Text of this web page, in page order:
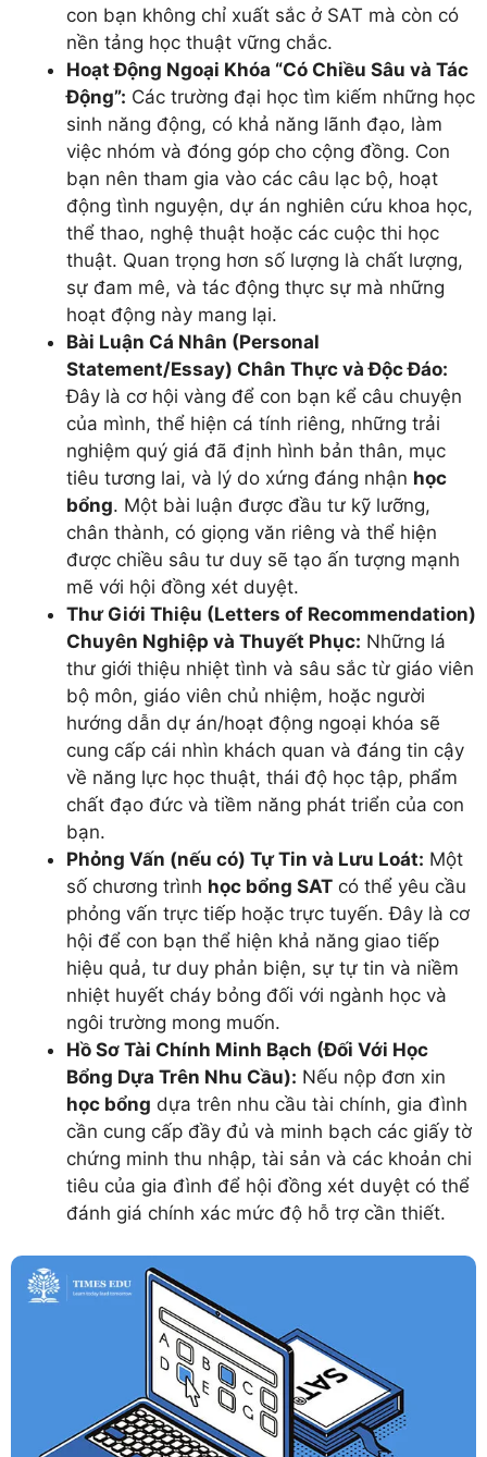
con bạn không chỉ xuất sắc ở SAT mà còn có
nền tảng học thuật vững chắc.
Hoạt Động Ngoại Khóa “Có Chiều Sâu và Tác
Động”: Các trường đại học tìm kiếm những học
sinh năng động, có khả năng lãnh đạo, làm
việc nhóm và đóng góp cho cộng đồng. Con
bạn nên tham gia vào các câu lạc bộ, hoạt
động tình nguyện, dự án nghiên cứu khoa học,
thể thao, nghệ thuật hoặc các cuộc thi học
thuật. Quan trọng hơn số lượng là chất lượng,
sự đam mê, và tác động thực sự mà những
hoạt động này mang lại.
Bài Luận Cá Nhân (Personal
Statement/Essay) Chân Thực và Độc Đáo:
Đây là cơ hội vàng để con bạn kể câu chuyện
của mình, thể hiện cá tính riêng, những trải
nghiệm quý giá đã định hình bản thân, mục
tiêu tương lai, và lý do xứng đáng nhận học
bổng. Một bài luận được đầu tư kỹ lưỡng,
chân thành, có giọng văn riêng và thể hiện
được chiều sâu tư duy sẽ tạo ấn tượng mạnh
mẽ với hội đồng xét duyệt.
Thư Giới Thiệu (Letters of Recommendation)
Chuyên Nghiệp và Thuyết Phục: Những lá
thư giới thiệu nhiệt tình và sâu sắc từ giáo viên
bộ môn, giáo viên chủ nhiệm, hoặc người
hướng dẫn dự án/hoạt động ngoại khóa sẽ
cung cấp cái nhìn khách quan và đáng tin cậy
về năng lực học thuật, thái độ học tập, phẩm
chất đạo đức và tiềm năng phát triển của con
bạn.
Phỏng Vấn (nếu có) Tự Tin và Lưu Loát: Một
số chương trình học bổng SAT có thể yêu cầu
phỏng vấn trực tiếp hoặc trực tuyến. Đây là cơ
hội để con bạn thể hiện khả năng giao tiếp
hiệu quả, tư duy phản biện, sự tự tin và niềm
nhiệt huyết cháy bỏng đối với ngành học và
ngôi trường mong muốn.
Hồ Sơ Tài Chính Minh Bạch (Đối Với Học
Bổng Dựa Trên Nhu Cầu): Nếu nộp đơn xin
học bổng dựa trên nhu cầu tài chính, gia đình
cần cung cấp đầy đủ và minh bạch các giấy tờ
chứng minh thu nhập, tài sản và các khoản chi
tiêu của gia đình để hội đồng xét duyệt có thể
đánh giá chính xác mức độ hỗ trợ cần thiết.